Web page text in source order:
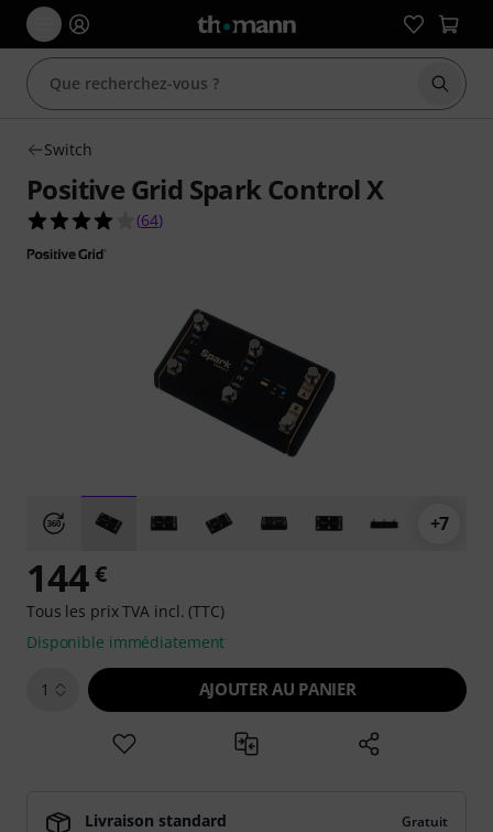
Switch
Positive Grid Spark Control X
4.0 étoiles sur 5 d'après 64 évaluations clients
(64)
+7
144€
Tous les prix TVA incl. (TTC)
Disponible immédiatement
1 AJOUTER AU PANIER
Livraison standard
Gratuit